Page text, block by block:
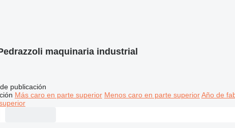
maquinaria industrial
publicación
Más caro en parte superior Menos caro en parte superior Año de